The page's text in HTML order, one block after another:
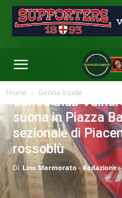
Home Genoa Inside
Genoa Club
suona in Piazza
sezionale di
rossoblù
Di Lino Marmorato - Redazione -